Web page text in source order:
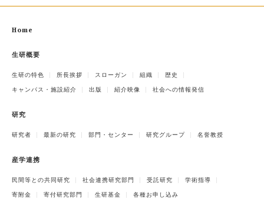
Home
生研概要
生研の特色 所長挨拶 スローガン 組織 歴史
キャンパス・施設紹介 出版 紹介映像 社会への情報発信
研究
研究者 最新の研究 部門・センター 研究グループ 名誉教授
産学連携
民間等との共同研究 社会連携研究部門 受託研究 学術指導
寄附金 寄付研究部門 生研基金 各種お申し込み